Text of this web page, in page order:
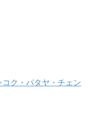
コク・パタヤ・チェン